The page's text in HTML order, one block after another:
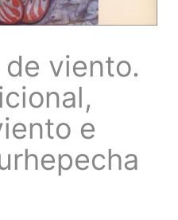
viento.
e